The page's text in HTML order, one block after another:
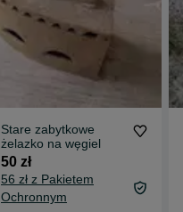
Stare zabytkowe
żelazko na węgiel
50 zł
56 zł z Pakietem
Ochronnym